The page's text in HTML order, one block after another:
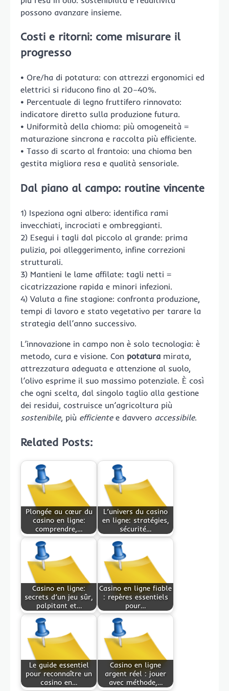
possono avanzare insieme.
Costi e ritorni: come misurare il
progresso
• Ore/ha di potatura: con attrezzi ergonomici ed
elettrici si riducono fino al 20–40%.
• Percentuale di legno fruttifero rinnovato:
indicatore diretto sulla produzione futura.
• Uniformità della chioma: più omogeneità =
maturazione sincrona e raccolta più efficiente.
• Tasso di scarto al frantoio: una chioma ben
gestita migliora resa e qualità sensoriale.
Dal piano al campo: routine vincente
1) Ispeziona ogni albero: identifica rami
invecchiati, incrociati e ombreggianti.
2) Esegui i tagli dal piccolo al grande: prima
pulizia, poi alleggerimento, infine correzioni
strutturali.
3) Mantieni le lame affilate: tagli netti =
cicatrizzazione rapida e minori infezioni.
4) Valuta a fine stagione: confronta produzione,
tempi di lavoro e stato vegetativo per tarare la
strategia dell’anno successivo.
L’innovazione in campo non è solo tecnologia: è
metodo, cura e visione. Con potatura mirata,
attrezzatura adeguata e attenzione al suolo,
l’olivo esprime il suo massimo potenziale. È così
che ogni scelta, dal singolo taglio alla gestione
dei residui, costruisce un’agricoltura più
sostenibile, più efficientee davvero accessibile.
Related Posts:
Plongée au cœur du
casino en ligne:
comprendre,…
L’univers du casino
en ligne: stratégies,
sécurité…
Casino en ligne:
secrets d’un jeu sûr,
palpitant et…
Casino en ligne fiable
: repères essentiels
pour…
Le guide essentiel
pour reconnaître un
casino en…
Casino en ligne
argent réel : jouer
avec méthode,…